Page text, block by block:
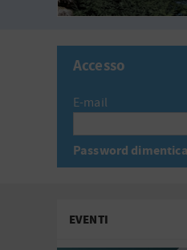
Accesso
E-mail
Password
EVENTI